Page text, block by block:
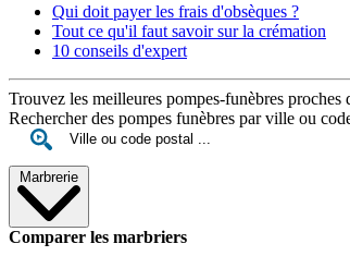
Qui doit payer les frais d'obsèques ?
Tout ce qu'il faut savoir sur la crémation
10 conseils d'expert
Trouvez les meilleures pompes-funèbres proches
Rechercher des pompes funèbres par ville ou
Marbrerie
Comparer les marbriers